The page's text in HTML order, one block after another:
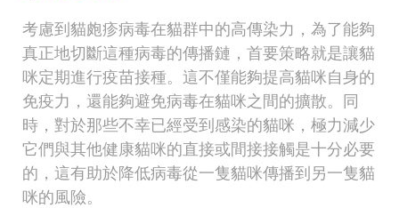
考慮到貓皰疹病毒在貓群中的高傳染力，為了能夠
真正地切斷這種病毒的傳播鏈，首要策略就是讓貓
咪定期進行疫苗接種。這不僅能夠提高貓咪自身的
免疫力，還能夠避免病毒在貓咪之間的擴散。同
時，對於那些不幸已經受到感染的貓咪，極力減少
它們與其他健康貓咪的直接或間接接觸是十分必要
的，這有助於降低病毒從一隻貓咪傳播到另一隻貓
咪的風險。